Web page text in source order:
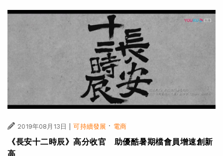
2019年08月13日 | 可持續發展 · 電商
《長安十二時辰》高分收官 助優酷暑期檔會員增速創新
高